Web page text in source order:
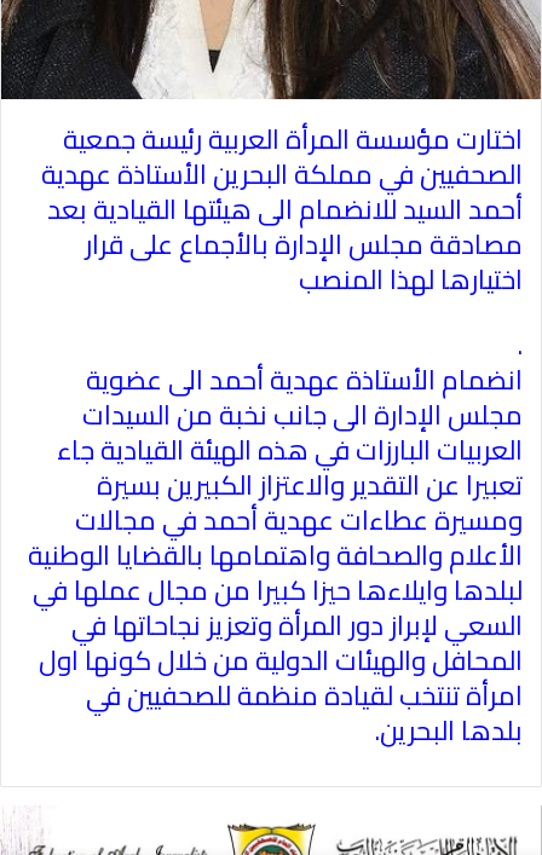
اختارت مؤسسة المرأة العربية رئيسة جمعية
الصحفيين في مملكة البحرين الأستاذة عهدية
أحمد السيد للانضمام الى هيئتها القيادية بعد
مصادقة مجلس الإدارة بالأجماع على قرار
اختيارها لهذا المنصب
.
انضمام الأستاذة عهدية أحمد الى عضوية
مجلس الإدارة الى جانب نخبة من السيدات
العربيات البارزات في هذه الهيئة القيادية جاء
تعبيرا عن التقدير والاعتزاز الكبيرين بسيرة
ومسيرة عطاءات عهدية أحمد في مجالات
الأعلام والصحافة واهتمامها بالقضايا الوطنية
لبلدها وايلاءها حيزا كبيرا من مجال عملها في
السعي لإبراز دور المرأة وتعزيز نجاحاتها في
المحافل والهيئات الدولية من خلال كونها اول
امرأة تنتخب لقيادة منظمة للصحفيين في
بلدها البحرين.